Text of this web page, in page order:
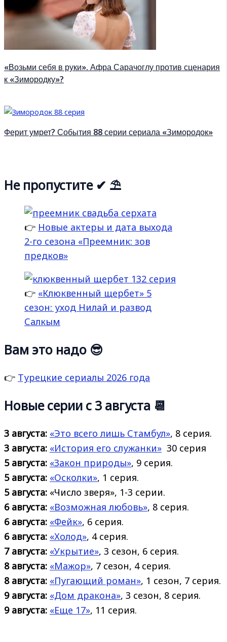
«Возьми себя в руки». Афра Сарачоглу против сценария
к «Зимородку»?
Ферит умрет? События 88 серии сериала «Зимородок»
Не пропустите ✔ ⛱
👉 Новые актеры и дата выхода
2-го сезона «Преемник: зов
предков»
👉 «Клюквенный щербет» 5
сезон: уход Нилай и развод
Салкым
Вам это надо 😎
👉 Турецкие сериалы 2026 года
Новые серии с 3 августа 📆
3 августа: «Это всего лишь Стамбул», 8 серия.
3 августа: «История его служанки» 30 серия
5 августа: «Закон природы», 9 серия.
5 августа: «Осколки», 1 серия.
5 августа: «Число зверя», 1-3 серии.
6 августа: «Возможная любовь», 8 серия.
6 августа: «Фейк», 6 серия.
6 августа: «Холод», 4 серия.
7 августа: «Укрытие», 3 сезон, 6 серия.
8 августа: «Мажор», 7 сезон, 4 серия.
8 августа: «Пугающий роман», 1 сезон, 7 серия.
9 августа: «Дом дракона», 3 сезон, 8 серия.
9 августа: «Еще 17», 11 серия.